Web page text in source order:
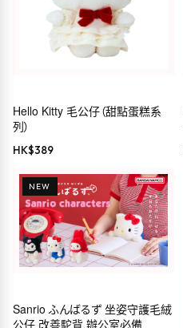
Hello Kitty 毛公仔（甜點蛋糕系
列）
HK$389
NEW
Sanrio ふんばるず 坐姿守護毛絨
公仔 改善駝背 辦公室必備